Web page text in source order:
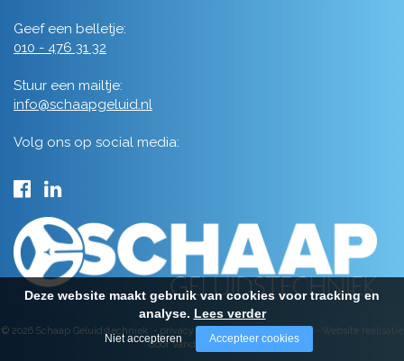
Geef een belletje:
010 - 476 31 32
Stuur een mailtje:
info@schaapgeluid.nl
Volg ons op social media:
© 2026 Schaap Geluidstechniek - privacy - algemene voorwaarden- Website realisatie
door Vanderperk Groep
Deze website maakt gebruik van cookies voor tracking en
analyse. Lees verder
Niet accepteren Accepteer cookies